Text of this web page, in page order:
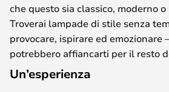
che questo sia classico, moderno
Troverai lampade di stile senza
provocare, ispirare ed emozionare
potrebbero affiancarti per il resto
Un’esperienza